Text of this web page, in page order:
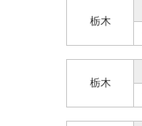
栃木
栃木